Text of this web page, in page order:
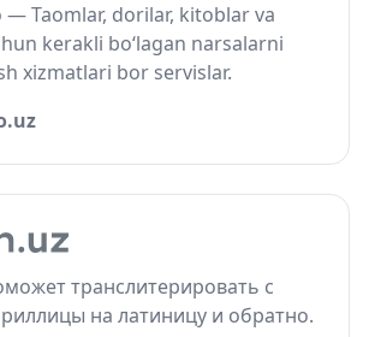
Taomlar, dorilar, kitoblar va
kerakli bo‘lagan narsalarni
xizmatlari bor servislar.
транслитерировать с
на латиницу и обратно.